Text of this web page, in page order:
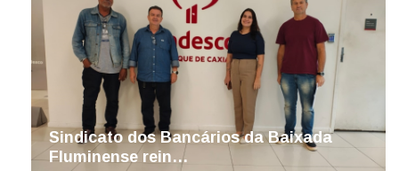
Sindicato dos Bancários da Baixada
Fluminense rein…